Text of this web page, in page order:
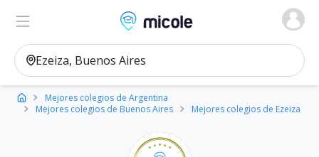
Micole, buscador de colegios
Ver en el mapa
Mejores colegios de Argentina
Mejores colegios de Buenos Aires
Mejores colegios de Ezeiza